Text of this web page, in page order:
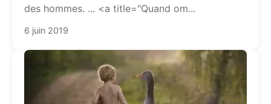
des hommes. ... <a title="Quand om...
6 juin 2019